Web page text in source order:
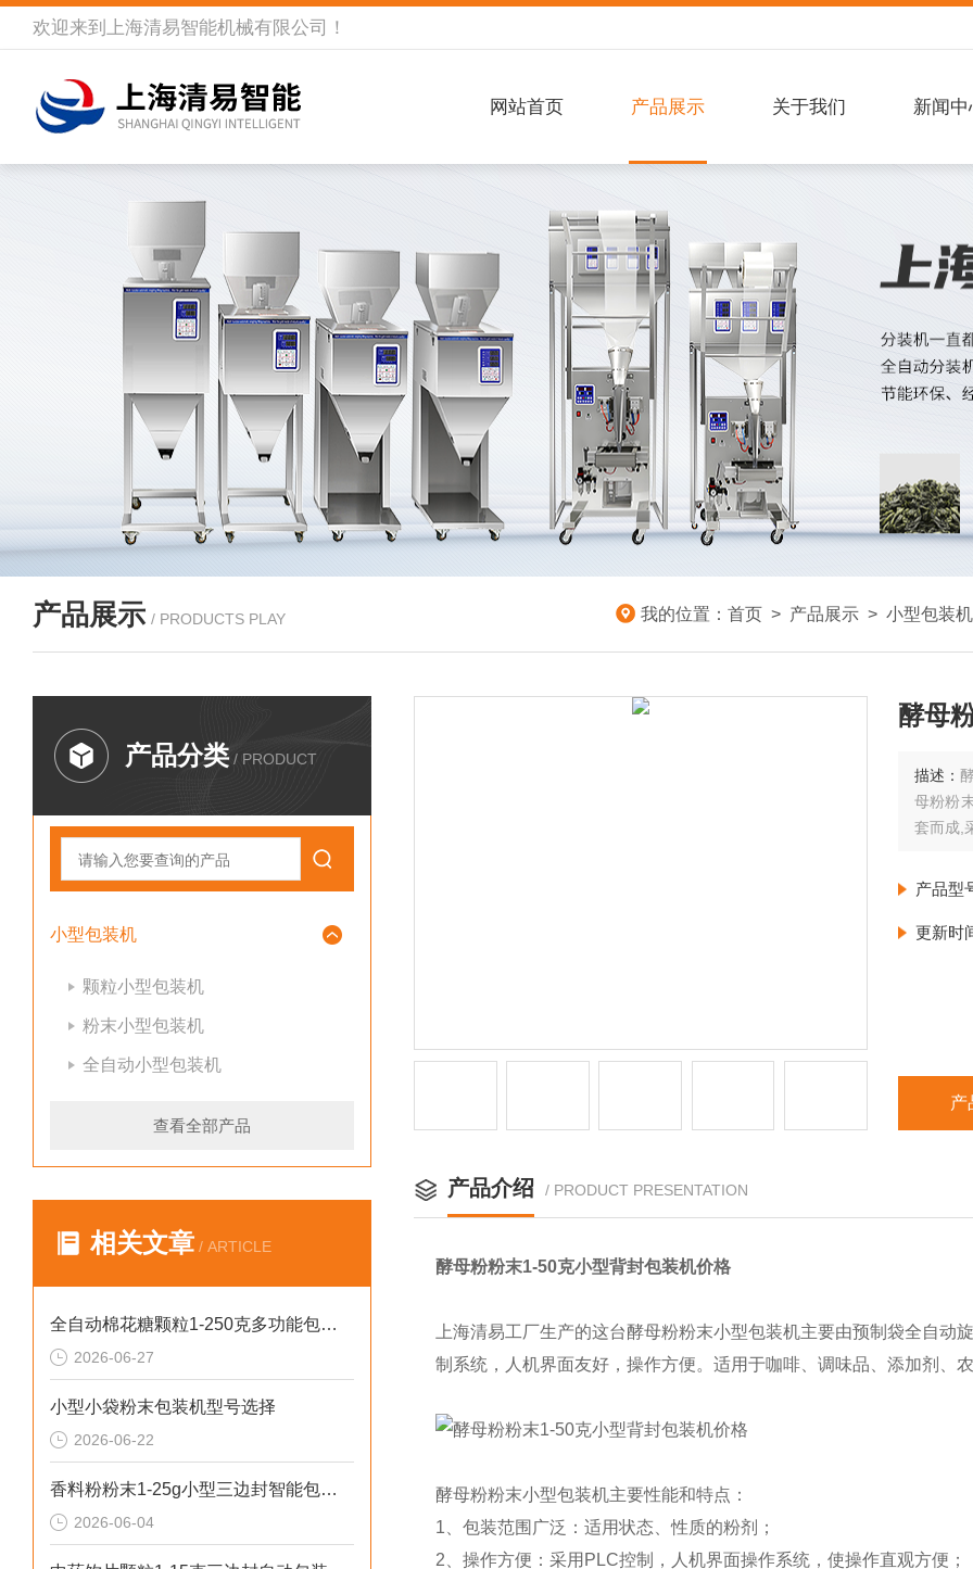
欢迎来到 上海清易智能机械有限公司 ！
网站首页 产品展示 关于我们 新闻中
产品展示 / PRODUCTS PLAY 我的位置： 首页 > 产品展示 > 小型包装机
产品分类 / PRODUCT
小型包装机
颗粒小型包装机
粉末小型包装机
全自动小型包装机
查看全部产品
相关文章 / ARTICLE
全自动棉花糖颗粒1-250克多功能包装机新型号
2026-06-27
小型小袋粉末包装机型号选择
2026-06-22
香料粉粉末1-25g小型三边封智能包装机操作简单
2026-06-04
酵母
描述：
母粉粉
套而成,
产品型
更新时
产
产品介绍 / PRODUCT PRESENTATION
酵母粉粉末1-50克小型背封包装机价格
上海清易工厂生产的这台酵母粉粉末小型包装机主要由预制袋全自
制系统，人机界面友好，操作方便。适用于咖啡、调味品、添加剂、
酵母粉粉末小型包装机主要性能和特点：
1、包装范围广泛：适用状态、性质的粉剂；
2、操作方便：采用PLC控制，人机界面操作系统，使操作直观方便；